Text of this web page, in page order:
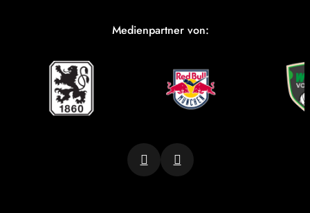
Medienpartner von: